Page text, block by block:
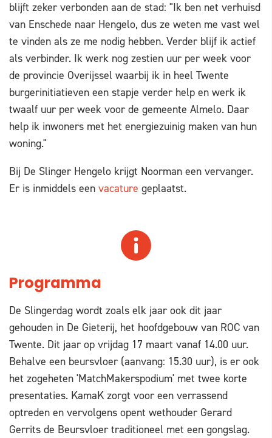
blijft zeker verbonden aan de stad: "Ik ben net verhuisd
van Enschede naar Hengelo, dus ze weten me vast wel
te vinden als ze me nodig hebben. Verder blijf ik actief
als verbinder. Ik werk nog zestien uur per week voor
de provincie Overijssel waarbij ik in heel Twente
burgerinitiatieven een stapje verder help en werk ik
twaalf uur per week voor de gemeente Almelo. Daar
help ik inwoners met het energiezuinig maken van hun
woning."
Bij De Slinger Hengelo krijgt Noorman een vervanger.
Er is inmiddels een vacature geplaatst.
Programma
De Slingerdag wordt zoals elk jaar ook dit jaar
gehouden in De Gieterij, het hoofdgebouw van ROC van
Twente. Dit jaar op vrijdag 17 maart vanaf 14.00 uur.
Behalve een beursvloer (aanvang: 15.30 uur), is er ook
het zogeheten 'MatchMakerspodium' met twee korte
presentaties. KamaK zorgt voor een verrassend
optreden en vervolgens opent wethouder Gerard
Gerrits de Beursvloer traditioneel met een gongslag.